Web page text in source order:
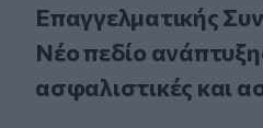
Επαγγελματικής
Νέο πεδίο
ασφαλιστικές και